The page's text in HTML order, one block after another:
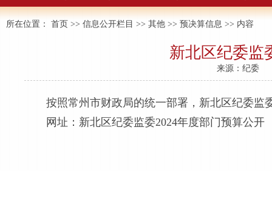
所在位置： 首页 >> 信息公开栏目 >> 其他 >> 预决算信息 >> 内容
新北区纪委监
来源：纪委
按照常州市财政局的统一部署，新北区纪委监
网址： 新北区纪委监委2024年度部门预算公开